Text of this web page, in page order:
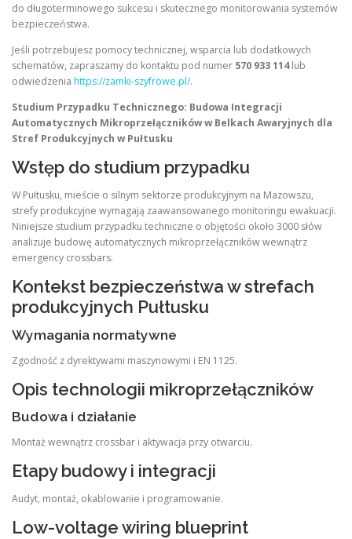
do długoterminowego sukcesu i skutecznego monitorowania systemów
bezpieczeństwa.
Jeśli potrzebujesz pomocy technicznej, wsparcia lub dodatkowych
schematów, zapraszamy do kontaktu pod numer 570 933 114lub
odwiedzenia https://zamki-szyfrowe.pl/.
Studium Przypadku Technicznego: Budowa Integracji
Automatycznych Mikroprzełączników w Belkach Awaryjnych dla
Stref Produkcyjnych w Pułtusku
Wstęp do studium przypadku
W Pułtusku, mieście o silnym sektorze produkcyjnym na Mazowszu,
strefy produkcyjne wymagają zaawansowanego monitoringu ewakuacji.
Niniejsze studium przypadku techniczne o objętości około 3000 słów
analizuje budowę automatycznych mikroprzełączników wewnątrz
emergency crossbars.
Kontekst bezpieczeństwa w strefach
produkcyjnych Pułtusku
Wymagania normatywne
Zgodność z dyrektywami maszynowymi i EN 1125.
Opis technologii mikroprzełączników
Budowa i działanie
Montaż wewnątrz crossbar i aktywacja przy otwarciu.
Etapy budowy i integracji
Audyt, montaż, okablowanie i programowanie.
Low-voltage wiring blueprint